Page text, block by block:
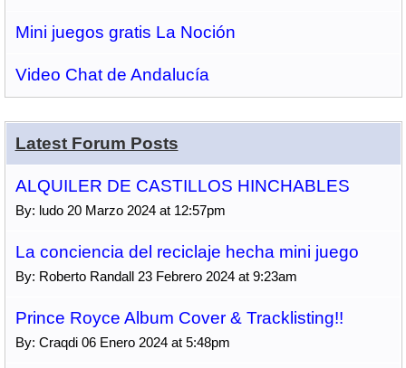
Mini juegos gratis La Noción
Video Chat de Andalucía
Latest Forum Posts
ALQUILER DE CASTILLOS HINCHABLES
By: ludo 20 Marzo 2024 at 12:57pm
La conciencia del reciclaje hecha mini juego
By: Roberto Randall 23 Febrero 2024 at 9:23am
Prince Royce Album Cover & Tracklisting!!
By: Craqdi 06 Enero 2024 at 5:48pm